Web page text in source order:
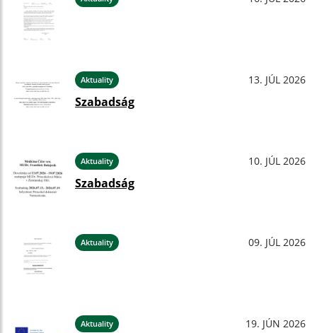
Aktuality 13. JÚL 2026
Szabadság
Aktuality 10. JÚL 2026
Szabadság
Aktuality 09. JÚL 2026
Aktuality 19. JÚN 2026